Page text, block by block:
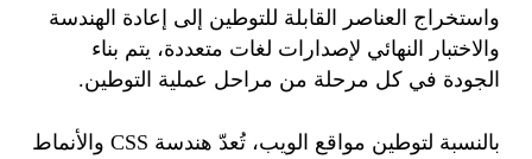
واستخراج العناصر القابلة للتوطين إلى إعادة الهندسة
والاختبار النهائي لإصدارات لغات متعددة، يتم بناء
الجودة في كل مرحلة من مراحل عملية التوطين.
بالنسبة لتوطين مواقع الويب، تُعدّ هندسة CSS والأنماط